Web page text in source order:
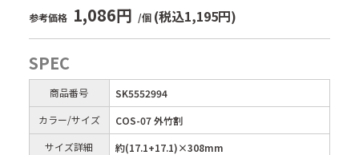
参考価格 1,086円 /個 (税込1,195円)
SPEC
商品番号
SK5552994
カラー/サイズ
COS-07 外竹割
サイズ詳細
約(17.1+17.1)×308mm